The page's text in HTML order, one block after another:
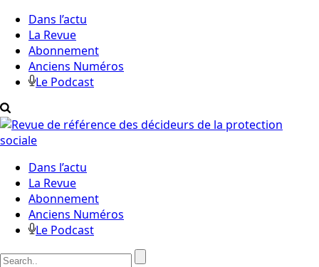
Dans l’actu
La Revue
Abonnement
Anciens Numéros
Le Podcast
Dans l’actu
La Revue
Abonnement
Anciens Numéros
Le Podcast